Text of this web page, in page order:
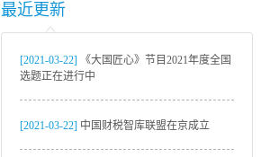
最近更新
[2021-03-22]
《大国匠心》节目2021年度全国
选题正在进行中
[2021-03-22] 中国财税智库联盟在京成立